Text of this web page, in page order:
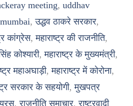
meeting, uddhav
,उद्धव ठाकरे सरकार,
कांग्रेस,महाराष्ट्र की राजनीति,
कोश्यारी,महाराष्ट्र के मुख्यमंत्री,
महाअघाड़ी,महाराष्ट्र में कोरोना,
सरकार के सहयोगी,मुखपत्र
,राजनीति समाचार,राष्ट्रवादी